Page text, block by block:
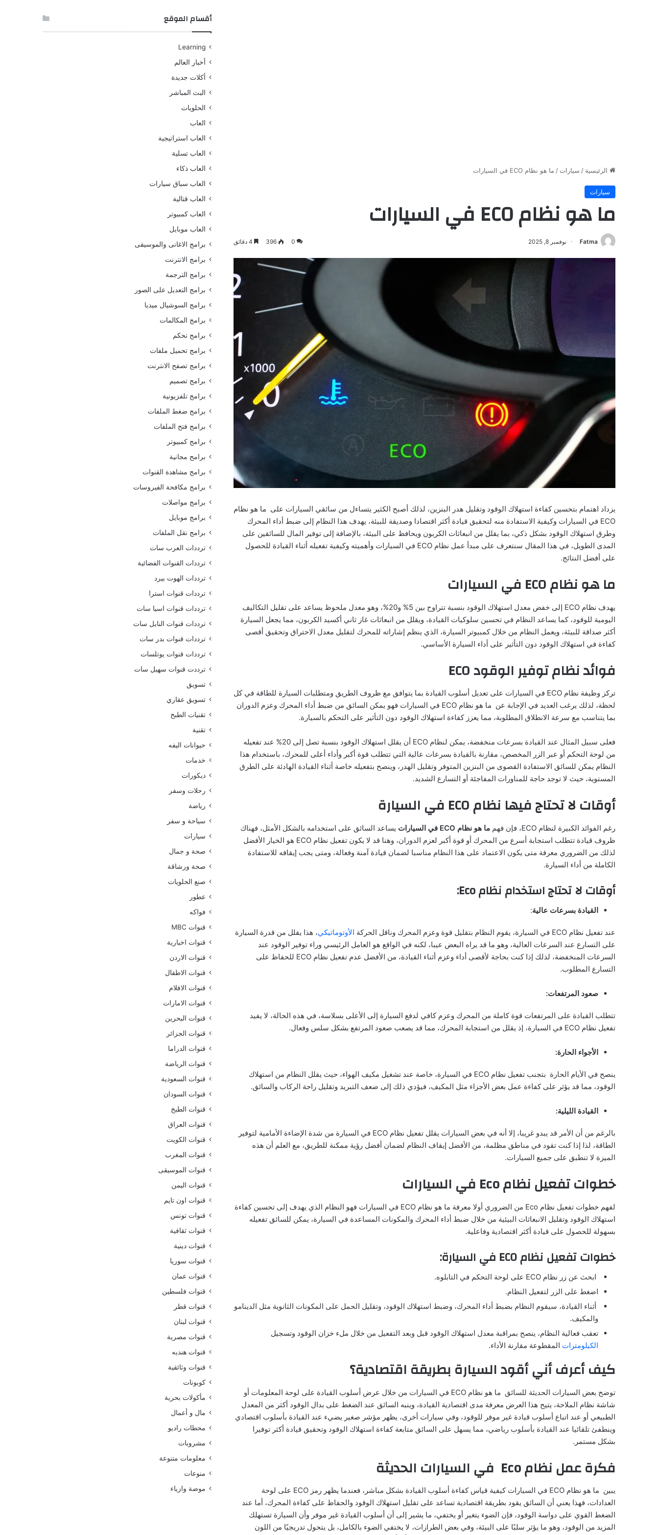
الرئيسية / سيارات / ما هو نظام ECO في السيارات
سيارات
ما هو نظام ECO في السيارات
Fatma نوفمبر 8, 2025 0
396
يزداد اهتمام بتحسين كفاءة استهلاك الوقود وتقليل هدر البنزين، لذلك أصبح الكثير يتساءل من سائقي السيارات على ما هو نظام
ECO في السيارات وكيفية الاستفادة منه لتحقيق قيادة أكثر اقتصادا وصديقة للبيئة، يهدف هذا النظام إلى ضبط أداء المحرك
وطرق استهلاك الوقود بشكل ذكي، بما يقلل من انبعاثات الكربون ويحافظ على البيئة، بالإضافة إلى توفير المال للسائقين على
المدى الطويل، في هذا المقال سنتعرف على مبدأ عمل نظام ECO في السيارات وأهميته وكيفية تفعيله أثناء القيادة للحصول
على أفضل النتائج.
ما هو نظام ECO في السيارات
يهدف نظام ECO إلى خفض معدل استهلاك الوقود بنسبة تتراوح بين 5% و20%، وهو معدل ملحوظ يساعد على تقليل التكاليف
اليومية للوقود، كما يساعد النظام في تحسين سلوكيات القيادة، ويقلل من انبعاثات غاز ثاني أكسيد الكربون، مما يجعل السيارة
أكثر صداقة للبيئة، ويعمل النظام من خلال كمبيوتر السيارة، الذي ينظم إشاراته للمحرك لتقليل معدل الاحتراق وتحقيق أقصى
كفاءة في استهلاك الوقود دون التأثير على أداء السيارة الأساسي.
فوائد نظام توفير الوقود ECO
تركز وظيفة نظام ECO في السيارات على تعديل أسلوب القيادة بما يتوافق مع ظروف الطريق ومتطلبات السيارة للطاقة في كل
لحظة، لذلك يرغب العديد في الإجابة عن ما هو نظام ECO في السيارات فهو يمكن السائق من ضبط أداء المحرك وعزم الدوران
بما يتناسب مع سرعة الانطلاق المطلوبة، مما يعزز كفاءة استهلاك الوقود دون التأثير على التحكم بالسيارة.
فعلى سبيل المثال عند القيادة بسرعات منخفضة، يمكن لنظام ECO أن يقلل استهلاك الوقود بنسبة تصل إلى 20% عند تفعيله
من لوحة التحكم أو عبر الزر المخصص، مقارنة بالقيادة بسرعات عالية التي تتطلب قوة أكبر وأداء أعلى للمحرك، باستخدام هذا
النظام يمكن للسائق الاستفادة القصوى من البنزين المتوفر وتقليل الهدر، وينصح بتفعيله خاصة أثناء القيادة الهادئة على الطرق
المستوية، حيث لا توجد حاجة للمناورات المفاجئة أو التسارع الشديد.
أوقات لا تحتاج فيها نظام ECO في السيارة
رغم الفوائد الكبيرة لنظام ECO، فإن فهم ما هو نظام ECO في السيارات
يساعد السائق على استخدامه بالشكل الأمثل، فهناك
ظروف قيادة تتطلب استجابة أسرع من المحرك أو قوة أكبر لعزم الدوران، وهنا قد لا يكون تفعيل نظام ECO هو الخيار الأفضل
لذلك من الضروري معرفة متى يكون الاعتماد على هذا النظام مناسبا لضمان قيادة آمنة وفعالة، ومتى يجب إيقافه للاستفادة
الكاملة من أداء السيارة.
أوقات لا تحتاج استخدام نظام Eco:
القيادة بسرعات عالية:
عند تفعيل نظام ECO في السيارة، يقوم النظام بتقليل قوة وعزم المحرك وناقل الحركة الأوتوماتيكي، هذا يقلل من قدرة السيارة
على التسارع عند السرعات العالية، وهو ما قد يراه البعض عيبا، لكنه في الواقع هو العامل الرئيسي وراء توفير الوقود عند
السرعات المنخفضة، لذلك إذا كنت بحاجة لأقصى أداء وعزم أثناء القيادة، من الأفضل عدم تفعيل نظام ECO للحفاظ على
التسارع المطلوب.
صعود المرتفعات:
تتطلب القيادة على المرتفعات قوة كاملة من المحرك وعزم كافي لدفع السيارة إلى الأعلى بسلاسة، في هذه الحالة، لا يفيد
تفعيل نظام ECO في السيارة، إذ يقلل من استجابة المحرك، مما قد يصعب صعود المرتفع بشكل سلس وفعال.
الأجواء الحارة:
ينصح في الأيام الحارة بتجنب تفعيل نظام ECO في السيارة، خاصة عند تشغيل مكيف الهواء، حيث يقلل النظام من استهلاك
الوقود، مما قد يؤثر على كفاءة عمل بعض الأجزاء مثل المكيف، فيؤدي ذلك إلى ضعف التبريد وتقليل راحة الركاب والسائق.
القيادة الليلية:
بالرغم من أن الأمر قد يبدو غريبا، إلا أنه في بعض السيارات يقلل تفعيل نظام ECO في السيارة من شدة الإضاءة الأمامية لتوفير
الطاقة، لذا إذا كنت تقود في مناطق مظلمة، من الأفضل إيقاف النظام لضمان أفضل رؤية ممكنة للطريق، مع العلم أن هذه
الميزة لا تنطبق على جميع السيارات.
خطوات تفعيل نظام Eco في السيارات
لفهم خطوات تفعيل نظام Eco من الضروري أولا معرفة ما هو نظام ECO في السيارات فهو النظام الذي يهدف إلى تحسين كفاءة
استهلاك الوقود وتقليل الانبعاثات البيئية من خلال ضبط أداء المحرك والمكونات المساعدة في السيارة، يمكن للسائق تفعيله
بسهولة للحصول على قيادة أكثر اقتصادية وفاعلية.
خطوات تفعيل نظام ECO في السيارة:
ابحث عن زر نظام ECO على لوحة التحكم في التابلوه.
اضغط على الزر لتفعيل النظام.
أثناء القيادة، سيقوم النظام بضبط أداء المحرك، وضبط استهلاك الوقود، وتقليل الحمل على المكونات الثانوية مثل الدينامو
والمكيف.
تعقب فعالية النظام، ينصح بمراقبة معدل استهلاك الوقود قبل وبعد التفعيل من خلال ملء خزان الوقود وتسجيل
الكيلومترات المقطوعة مقارنة الأداء.
كيف أعرف أني أقود السيارة بطريقة اقتصادية؟
توضح بعض السيارات الحديثة للسائق ما هو نظام ECO في السيارات من خلال عرض أسلوب القيادة على لوحة المعلومات أو
شاشة نظام الملاحة، يتيح هذا العرض معرفة مدى اقتصادية القيادة، وينبه السائق عند الضغط على بدال الوقود أكثر من المعدل
الطبيعي أو عند اتباع أسلوب قيادة غير موفر للوقود، وفي سيارات أخرى، يظهر مؤشر صغير يضيء عند القيادة بأسلوب اقتصادي
وينطفئ تلقائيا عند القيادة بأسلوب رياضي، مما يسهل على السائق متابعة كفاءة استهلاك الوقود وتحقيق قيادة أكثر توفيرا
بشكل مستمر.
فكرة عمل نظام Eco في السيارات الحديثة
يبين ما هو نظام ECO في السيارات كيفية قياس كفاءة أسلوب القيادة بشكل مباشر، فعندما يظهر رمز ECO على لوحة
العدادات، فهذا يعني أن السائق يقود بطريقة اقتصادية تساعد على تقليل استهلاك الوقود والحفاظ على كفاءة المحرك، أما عند
الضغط القوي على دواسة الوقود، فإن الضوء يتغير أو يختفي، ما يشير إلى أن أسلوب القيادة غير موفر وأن السيارة تستهلك
المزيد من الوقود، وهو ما يؤثر سلبًا على البيئة، وفي بعض الطرازات، لا يختفي الضوء بالكامل، بل يتحول تدريجيًا من اللون
أقسام الموقع
Learning
أخبار العالم
أكلات جديدة
البث المباشر
الحلويات
العاب
العاب استراتيجية
العاب تسلية
العاب ذكاء
العاب سباق سيارات
العاب قتالية
العاب كمبيوتر
العاب موبايل
برامج الاغانى والموسيقى
برامج الانترنت
برامج الترجمة
برامج التعديل على الصور
برامج السوشيال ميديا
برامج المكالمات
برامج تحكم
برامج تحميل ملفات
برامج تصفح الانترنت
برامج تصميم
برامج تلفزيونية
برامج ضغط الملفات
برامج فتح الملفات
برامج كمبيوتر
برامج مجانية
برامج مشاهدة القنوات
برامج مكافحة الفيروسات
برامج مواصلات
برامج موبايل
برامج نقل الملفات
ترددات العرب سات
ترددات القنوات الفضائية
ترددات الهوت بيرد
ترددات قنوات استرا
ترددات قنوات اسيا سات
ترددات قنوات النايل سات
ترددات قنوات بدر سات
ترددات قنوات يوتلسات
ترددت قنوات سهيل سات
تسويق
تسويق عقاري
تقنيات الطبخ
تقنية
حيوانات اليفه
خدمات
ديكورات
رحلات وسفر
رياضة
سياحة و سفر
سيارات
صحة و جمال
صحة ورشاقة
صنع الحلويات
عطور
فواكه
قنوات MBC
قنوات اخبارية
قنوات الاردن
قنوات الاطفال
قنوات الافلام
قنوات الامارات
قنوات البحرين
قنوات الجزائر
قنوات الدراما
قنوات الرياضة
قنوات السعودية
قنوات السودان
قنوات الطبخ
قنوات العراق
قنوات الكويت
قنوات المغرب
قنوات الموسيقى
قنوات اليمن
قنوات اون تايم
قنوات تونس
قنوات ثقافية
قنوات دينية
قنوات سوريا
قنوات عمان
قنوات فلسطين
قنوات قطر
قنوات لبنان
قنوات مصرية
قنوات هنديه
قنوات وثائقية
كوبونات
مأكولات بحرية
مال و أعمال
محطات راديو
مشروبات
معلومات متنوعة
منوعات
موضة وازياء